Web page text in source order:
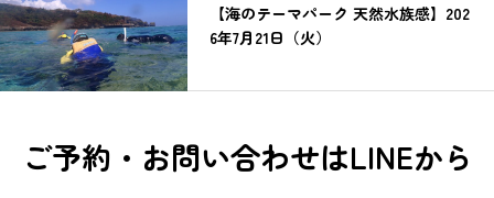
【海のテーマパーク 天然水族感】202
6年7月21日（火）
ご予約・お問い合わせはLINEから